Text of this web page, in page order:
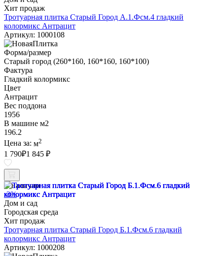
Хит продаж
Тротуарная плитка Старый Город А.1.Фсм.4 гладкий
колормикс Антрацит
Артикул: 1000108
Форма/размер
Старый город (260*160, 160*160, 160*100)
Фактура
Гладкий колормикс
Цвет
Антрацит
Вес поддона
1956
В машине м2
196.2
Цена за: м2
1 790₽1 845 ₽
В наличии
-3%
Дом и сад
Городская среда
Хит продаж
Тротуарная плитка Старый Город Б.1.Фсм.6 гладкий
колормикс Антрацит
Артикул: 1000208